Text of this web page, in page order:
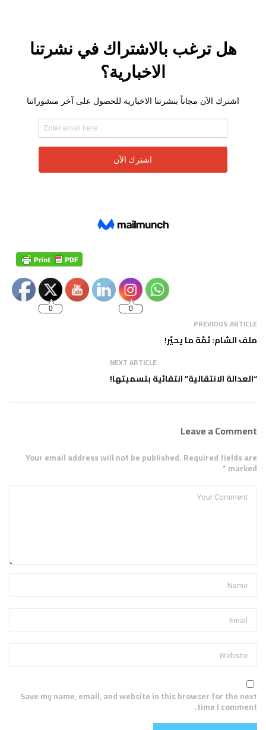
0
Set Youtube
Channel ID
0
PREVIOUS ARTICLE
ملف الشام: ثمَّة ما يحيِّر!
NEXT ARTICLE
“العدالة الانتقالية” انتقائية بتسميتها!
Leave a Comment
Your email address will not be published. Required fields are
marked *
Save my name, email, and website in this browser for the next
time I comment.